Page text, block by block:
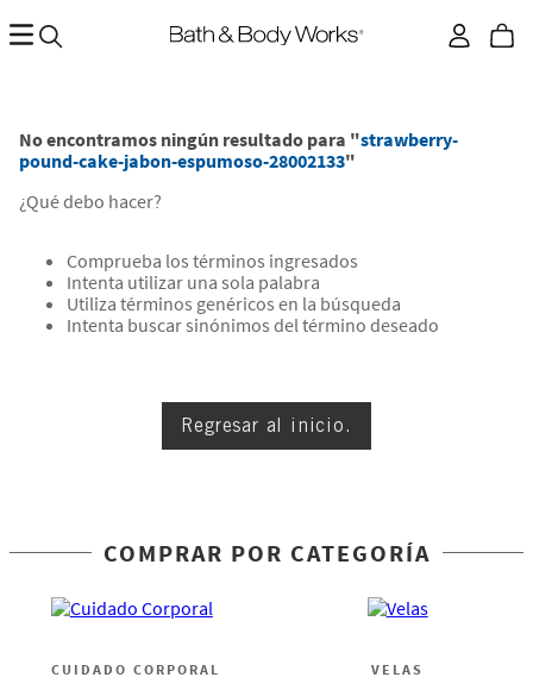
No encontramos ningún resultado para "strawberry-
pound-cake-jabon-espumoso-28002133"
¿Qué debo hacer?
Comprueba los términos ingresados
Intenta utilizar una sola palabra
Utiliza términos genéricos en la búsqueda
Intenta buscar sinónimos del término deseado
Regresar al inicio.
COMPRAR POR CATEGORÍA
CUIDADO CORPORAL VELAS